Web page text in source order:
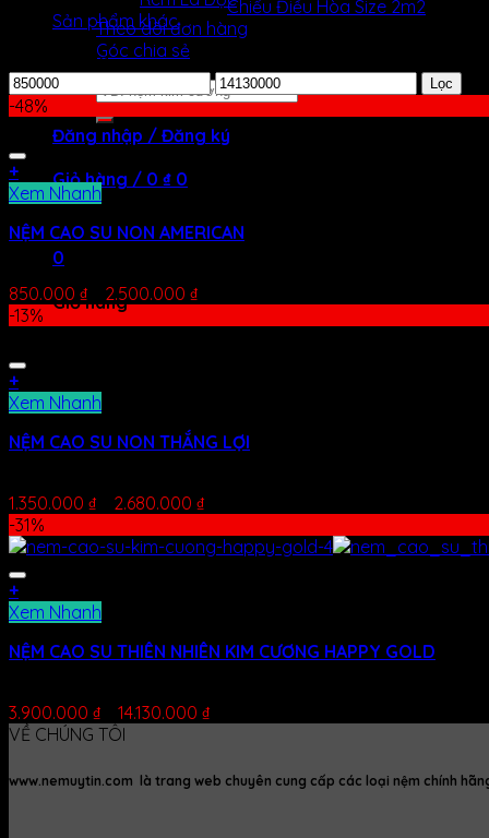
Chiếu Điều Hòa Size 2m2
Theo dõi đơn hàng
Góc chia sẻ
Tìm
Đăng nhập / Đăng ký
Giỏ hàng / 0 ₫ 0
0
Giỏ hàng
Sản phẩm khác
Lọc theo giá
Lọc
-48%
+
Xem Nhanh
NỆM CAO SU NON AMERICAN
Được xếp hạng
850.000 ₫ 2.500.000 ₫
-13%
+
Xem Nhanh
NỆM CAO SU NON THẮNG LỢI
1.350.000 ₫ 2.680.000 ₫
-31%
+
Xem Nhanh
NỆM CAO SU THIÊN NHIÊN KIM CƯƠNG HAPPY GOLD
3.900.000 ₫ 14.130.000 ₫
VỀ CHÚNG TÔI
www.nemuytin.com là trang web chuyên cung cấp các loại nệm chính